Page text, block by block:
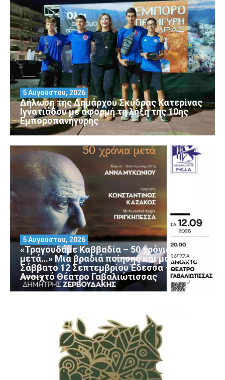
Δήλωση της Δημάρχου Σκύδρας Κατερίνας
Ιγνατιάδου με αφορμή τη λήξη της 10ης
Εμποροπανήγυρης
5 Αυγούστου, 2026
«Τραγουδάμε Καββαδία – 50 χρόνια
μετά…» Μια βραδιά ποίησης και μουσικής
Σάββατο 12 Σεπτεμβρίου Έδεσσα –
Ανοιχτό Θέατρο Γαβαλιώτισσας
5 Αυγούστου, 2026